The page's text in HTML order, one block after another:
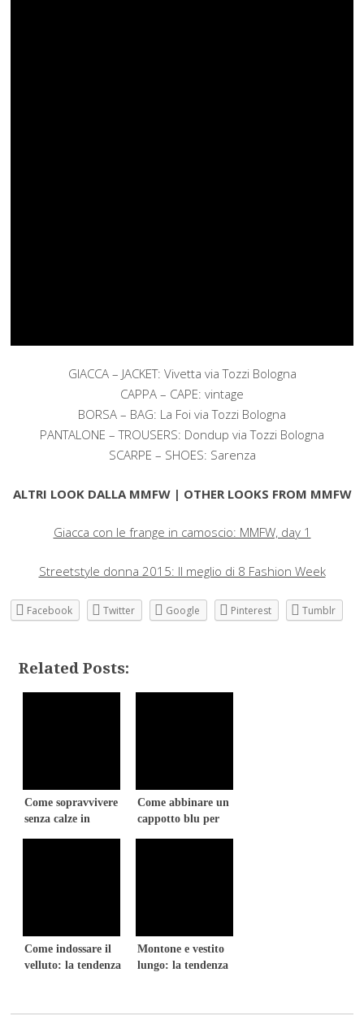
GIACCA – JACKET: Vivetta via Tozzi Bologna
CAPPA – CAPE: vintage
BORSA – BAG: La Foi via Tozzi Bologna
PANTALONE – TROUSERS: Dondup via Tozzi Bologna
SCARPE – SHOES: Sarenza
ALTRI LOOK DALLA MMFW | OTHER LOOKS FROM MMFW
Giacca con le frange in camoscio: MMFW, day 1
Streetstyle donna 2015: Il meglio di 8 Fashion Week
Facebook Twitter Google Pinterest Tumblr
Related Posts:
Come sopravvivere
senza calze in
Come abbinare un
cappotto blu per
Come indossare il
velluto: la tendenza
Montone e vestito
lungo: la tendenza